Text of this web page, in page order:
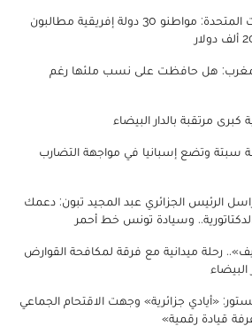
تأشيرة الدخول للولايات المتحدة: مواطنو 30 دولة إفريقية مطالبون
هل حافظت على نسب ملئها رغم
مرتقبة بالدار البيضاء
سبتة وتضع إسبانيا في مواجهة التضارب
الرئيس الجزائري عبد المجيد تبون: دعمك
وسيادة تونس خط أحمر
رحلة ميدانية مع فرقة لمكافحة القوارض
البيضاء
«أيادي جزائرية» وجهت الاقتحام الجماعي
قيادة رقمية»